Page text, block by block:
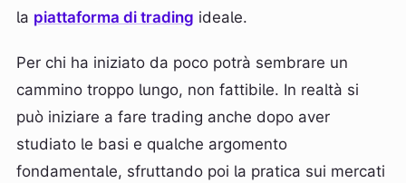
la piattaforma di trading ideale.
Per chi ha iniziato da poco potrà sembrare un
cammino troppo lungo, non fattibile. In realtà si
può iniziare a fare trading anche dopo aver
studiato le basi e qualche argomento
fondamentale, sfruttando poi la pratica sui mercati